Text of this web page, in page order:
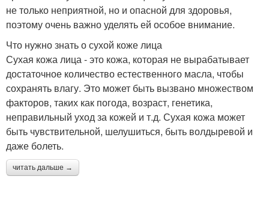
не только неприятной, но и опасной для здоровья,
поэтому очень важно уделять ей особое внимание.
Что нужно знать о сухой коже лица
Сухая кожа лица - это кожа, которая не вырабатывает
достаточное количество естественного масла, чтобы
сохранять влагу. Это может быть вызвано множеством
факторов, таких как погода, возраст, генетика,
неправильный уход за кожей и т.д. Сухая кожа может
быть чувствительной, шелушиться, быть волдыревой и
даже болеть.
читать дальше →